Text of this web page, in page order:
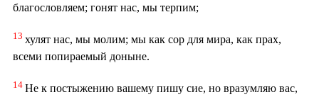
благословляем; гонят нас, мы терпим;
13 хулят нас, мы молим; мы как сор для мира, как прах,
всеми попираемый доныне.
14 Не к постыжению вашему пишу сие, но вразумляю вас,